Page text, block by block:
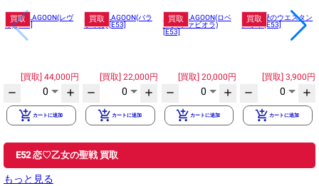
買取
BLACK LAGOON(レヴ
ィ) [E53]
44,000円
remove 0 add
add_shopping_cart カートに追加
買取
BLACK LAGOON(バラ
ライカ) [E53]
22,000円
remove 0 add
add_shopping_cart カートに追加
買取
BLACK LAGOON(ロベ
ルタ/ファビオラ)
[E53]
20,000円
remove 0 add
add_shopping_cartカートに追加
買取
血と硝煙のウエスタン
レヴィ [E53]
3,900円
remove 0 add
add_shopping_cartカートに追加
E52 恋♡乙女の聖戦 買取
もっと見る